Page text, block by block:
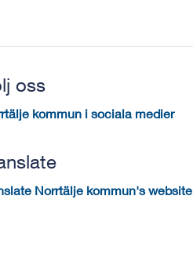
oss
kommun i sociala medier
Norrtälje kommun's website